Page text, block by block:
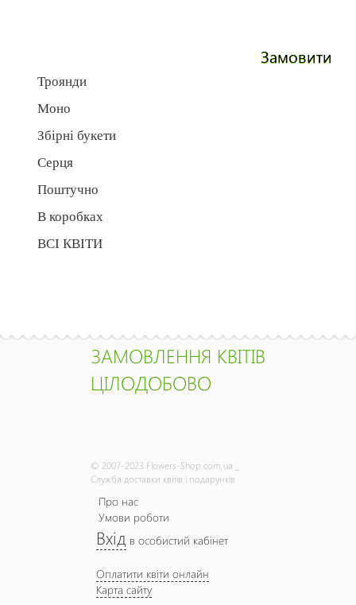
Замовити
Троянди
Моно
Збірні букети
Серця
Поштучно
В коробках
ВСІ КВІТИ
ЗАМОВЛЕННЯ КВІТІВ
ЦІЛОДОБОВО
© 2007-2023 Flowers-Shop.com.ua _
Служба доставки квітів і подарунків
Про нас
Умови роботи
Вхід в особистий кабінет
Оплатити квіти онлайн
Карта сайту